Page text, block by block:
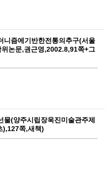
니즘에기반한전통의추구(서울
논문,권근영,2002.8,91쪽+그
물(양주시립장욱진미술관주제
),127쪽,새책)